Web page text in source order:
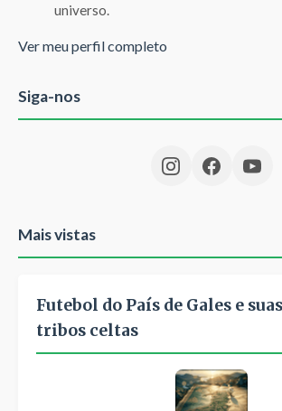
universo.
Ver meu perfil completo
Siga-nos
Mais vistas
Futebol do País de Gales e
tribos celtas